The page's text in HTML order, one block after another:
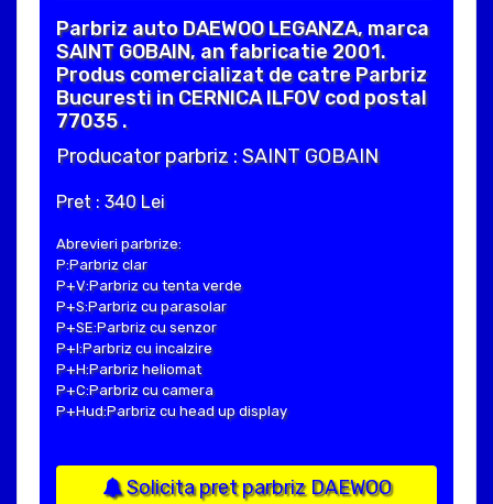
Parbriz auto DAEWOO LEGANZA, marca
SAINT GOBAIN, an fabricatie 2001.
Produs comercializat de catre Parbriz
Bucuresti in CERNICA ILFOV cod postal
77035 .
Producator parbriz : SAINT GOBAIN
Pret : 340 Lei
Abrevieri parbrize:
P:Parbriz clar
P+V:Parbriz cu tenta verde
P+S:Parbriz cu parasolar
P+SE:Parbriz cu senzor
P+I:Parbriz cu incalzire
P+H:Parbriz heliomat
P+C:Parbriz cu camera
P+Hud:Parbriz cu head up display
Solicita pret parbriz DAEWOO